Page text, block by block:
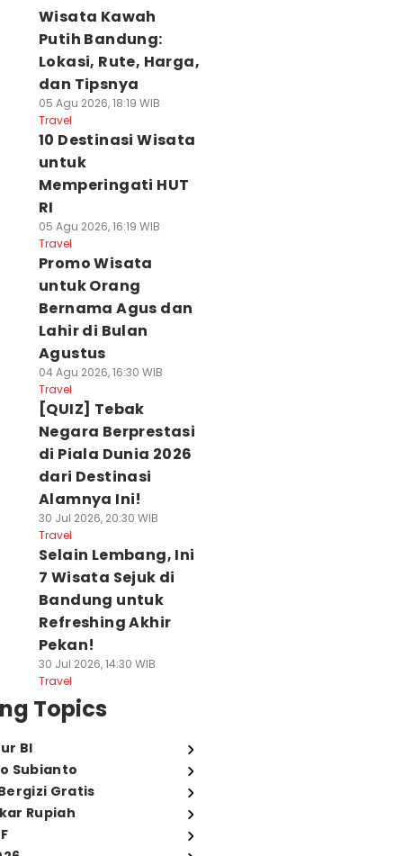
Wisata Kawah
Putih Bandung:
Lokasi, Rute, Harga,
dan Tipsnya
05 Agu 2026, 18:19 WIB
Travel
10 Destinasi Wisata
untuk
Memperingati HUT
RI
05 Agu 2026, 16:19 WIB
Travel
Promo Wisata
untuk Orang
Bernama Agus dan
Lahir di Bulan
Agustus
04 Agu 2026, 16:30 WIB
Travel
[QUIZ] Tebak
Negara Berprestasi
di Piala Dunia 2026
dari Destinasi
Alamnya Ini!
30 Jul 2026, 20:30 WIB
Travel
Selain Lembang, Ini
7 Wisata Sejuk di
Bandung untuk
Refreshing Akhir
Pekan!
30 Jul 2026, 14:30 WIB
Travel
Topics
BI
Subianto
Gratis
Rupiah